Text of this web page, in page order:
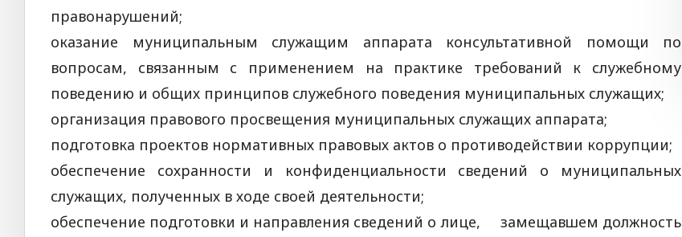
правонарушений;
оказание муниципальным служащим аппарата консультативной помощи по
вопросам, связанным с применением на практике требований к служебному
поведению и общих принципов служебного поведения муниципальных служащих;
организация правового просвещения муниципальных служащих аппарата;
подготовка проектов нормативных правовых актов о противодействии коррупции;
обеспечение сохранности и конфиденциальности сведений о муниципальных
служащих, полученных в ходе своей деятельности;
обеспечение подготовки и направления сведений о лице, замещавшем должность